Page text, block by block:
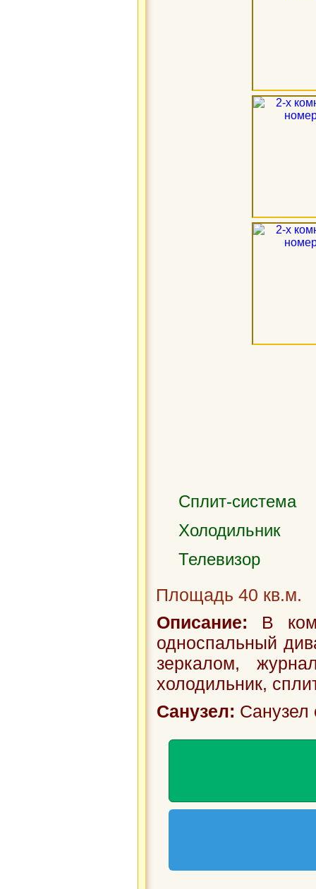
Сплит-система
Холодильник
Телевизор
Площадь 40 кв.м.
Описание: В
односпальный
зеркалом,
холодильник,
Санузел: